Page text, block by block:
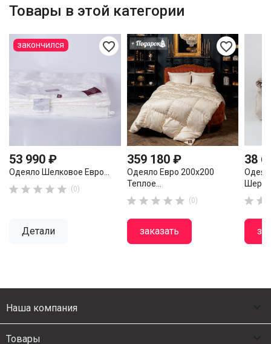
Товары в этой категории
favorite_border
53 990 ₽
Одеяло Шелковое Евро...
     (0)
Детали
закончился favorite_border
359 180 ₽
Одеяло Евро 200х200
Теплое...
     (0)
заказать
38
 
Наша компания
Товары